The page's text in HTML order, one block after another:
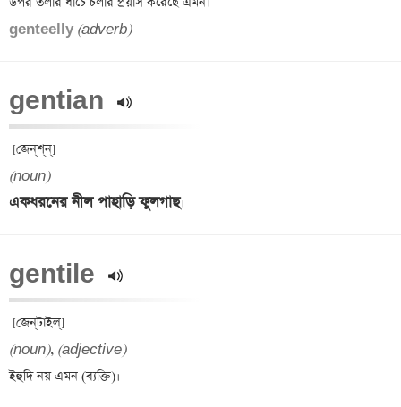
genteelly (adverb)
gentian
(noun)
একধরনের নীল পাহাড়ি ফুলগাছ
gentile
(noun), (adjective)